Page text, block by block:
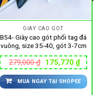
₫.
GIÀY CAO GÓT
B54- Giày cao gót phối tag đá
vuông, size 35-40, gót 3-7cm
279,000₫ Giá
gốc
là:
279,000 ₫.
175,770 ₫Giá
hiện
tại
là:
MUA NGAY TẠI SHOPEE